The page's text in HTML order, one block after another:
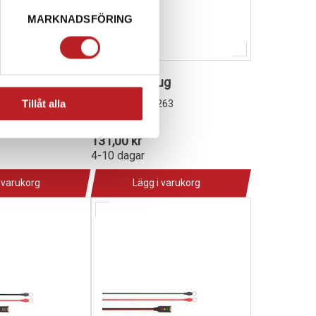
MARKNADSFÖRING
Tillåt alla
varukorg
CTEK Cig Plug
C56-263
131,00 kr
4-10 dagar
Lägg i varukorg